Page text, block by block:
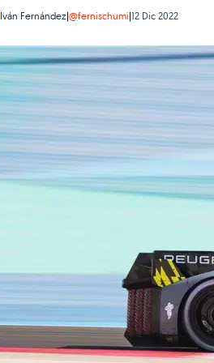
Iván Fernández|@fernischumi|12 Dic 2022